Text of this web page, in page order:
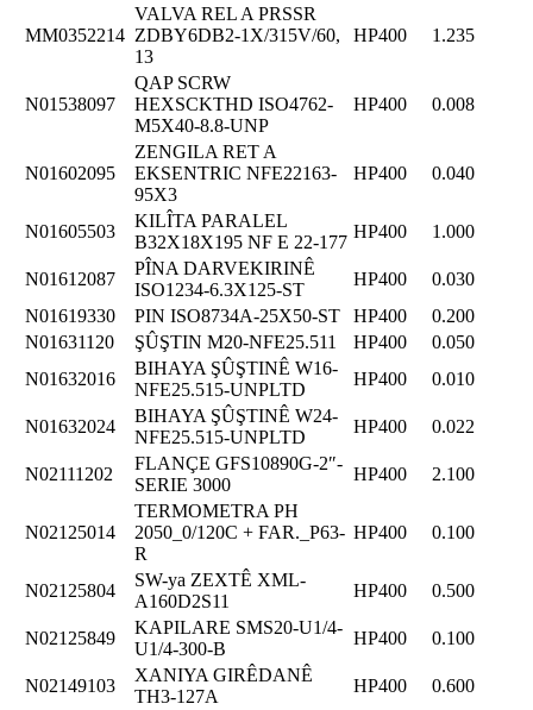
MM0352214
VALVA REL A PRSSR
ZDBY6DB2-1X/315V/60,
13
HP400 1.235
N01538097
QAP SCRW
HEXSCKTHD ISO4762-
M5X40-8.8-UNP
HP400 0.008
N01602095
ZENGILA RET A
EKSENTRIC NFE22163-
95X3
HP400 0.040
N01605503
KILÎTA PARALEL
B32X18X195 NF E 22-177
HP400 1.000
N01612087
PÎNA DARVEKIRINÊ
ISO1234-6.3X125-ST
HP400
0.030
N01619330
PIN ISO8734A-25X50-ST HP400
0.200
N01631120
ŞÛŞTIN M20-NFE25.511 HP400
0.050
N01632016
BIHAYA ŞÛŞTINÊ W16-
NFE25.515-UNPLTD
HP400 0.010
N01632024
BIHAYA ŞÛŞTINÊ W24-
NFE25.515-UNPLTD
HP400 0.022
N02111202
FLANÇE GFS10890G-2″-
SERIE 3000
HP400 2.100
N02125014
TERMOMETRA PH
2050_0/120C + FAR._P63-
R
HP400 0.100
N02125804
SW-ya ZEXTÊ XML-
A160D2S11
HP400 0.500
N02125849
KAPILARE SMS20-U1/4-
U1/4-300-B
HP400 0.100
N02149103
XANIYA GIRÊDANÊ
TH3-127A
HP400 0.600